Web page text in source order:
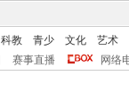
科教 青少 文化
艺术
赛事直播 网络